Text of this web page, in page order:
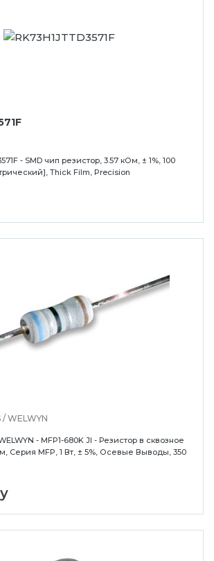
- SMD чип резистор, 3.57 кОм, ± 1%, 100
Thick Film, Precision
/ WELWYN
- MFP1-680K JI - Резистор в сквозное
Серия MFP, 1 Вт, ± 5%, Осевые Выводы, 350